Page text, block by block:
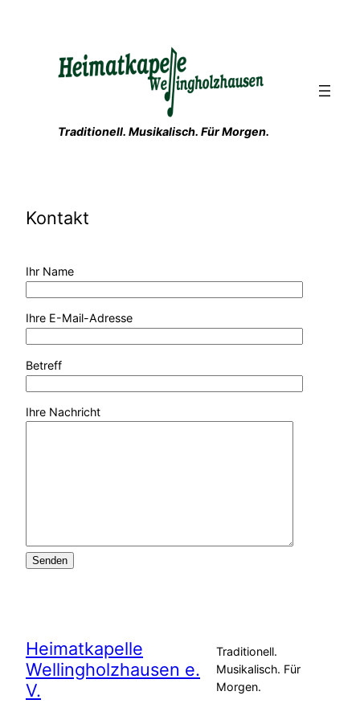
Traditionell. Musikalisch. Für Morgen.
Kontakt
Ihr Name
Ihre E-Mail-Adresse
Betreff
Ihre Nachricht
Heimatkapelle
Wellingholzhausen e.
V.
Traditionell.
Musikalisch. Für
Morgen.